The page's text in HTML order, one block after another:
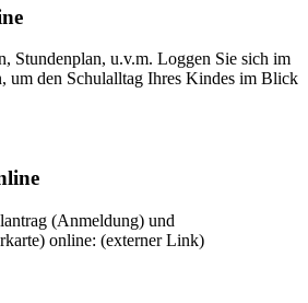
Stundenplan, u.v.m. Loggen Sie sich im
um den Schulalltag Ihres Kindes im Blick
(Anmeldung) und
online: (externer Link)